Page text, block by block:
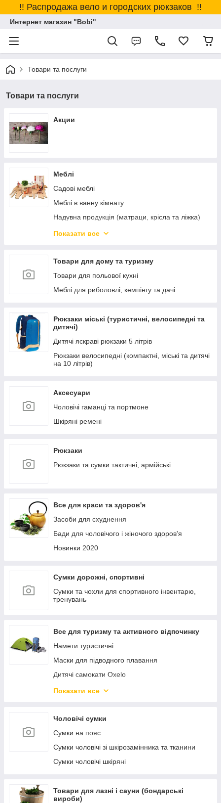
!! Распродажа вело и городских рюкзаков !!
Интернет магазин "Bobi"
Товари та послуги
Товари та послуги
Акции
Меблі
Садові меблі
Меблі в ванну кімнату
Надувна продукція (матраци, крісла та ліжка)
Новорічний товар
Меблі для вітальні
Меблі для кухні та їдальні
Меблі для офісу та дому
Меблі для зберігання речей
Підлогові і настінні дзеркала
Дитячі ліжка-машини
Новинки меблів
Кухні готові
Показати все
Товари для дому та туризму
Товари для польової кухні
Меблі для риболовлі, кемпінгу та дачі
Рюкзаки міські (туристичні, велосипедні та
дитячі)
Дитячі яскраві рюкзаки 5 літрів
Рюкзаки велосипедні (компактні, міські та дитячі
на 10 літрів)
Аксесуари
Чоловічі гаманці та портмоне
Шкіряні ремені
Рюкзаки
Рюкзаки та сумки тактичні, армійські
Все для краси та здоров'я
Засоби для схуднення
Бади для чоловічого і жіночого здоров'я
Новинки 2020
Сумки дорожні, спортивні
Сумки та чохли для спортивного інвентарю,
тренувань
Все для туризму та активного відпочинку
Намети туристичні
Маски для підводного плавання
Дитячі самокати Oxelo
Самокати міські Oxelo для дорослих
Показати все
Чоловічі сумки
Сумки на пояс
Сумки чоловічі зі шкірозамінника та тканини
Сумки чоловічі шкіряні
Товари для лазні і сауни (бондарські
вироби)